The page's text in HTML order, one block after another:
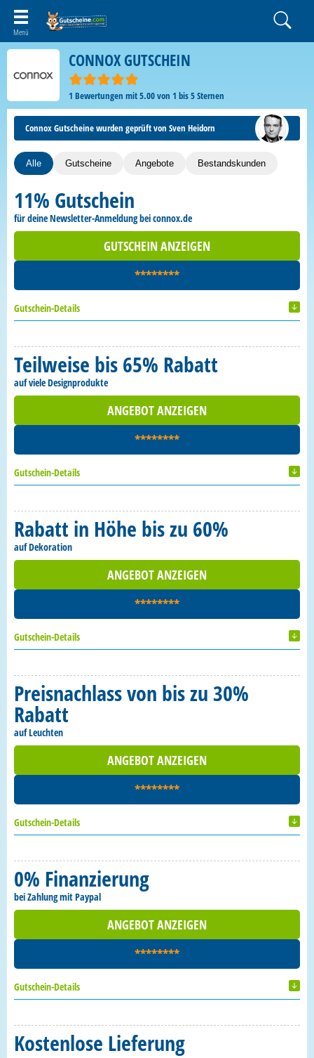
CONNOX GUTSCHEIN
1 Bewertungen mit5.00von 1 bis5Sternen
Connox Gutscheine wurden geprüft von Sven Heidorn
Alle Gutscheine Angebote Bestandskunden
11% Gutschein
für deine Newsletter-Anmeldung bei connox.de
GUTSCHEIN ANZEIGEN
********
Gutschein-Details
Teilweise bis 65% Rabatt
auf viele Designprodukte
ANGEBOT ANZEIGEN
********
Gutschein-Details
Rabatt in Höhe bis zu 60%
auf Dekoration
ANGEBOT ANZEIGEN
********
Gutschein-Details
Preisnachlass von bis zu 30%
Rabatt
auf Leuchten
ANGEBOT ANZEIGEN
********
Gutschein-Details
0% Finanzierung
bei Zahlung mit Paypal
ANGEBOT ANZEIGEN
********
Gutschein-Details
Kostenlose Lieferung